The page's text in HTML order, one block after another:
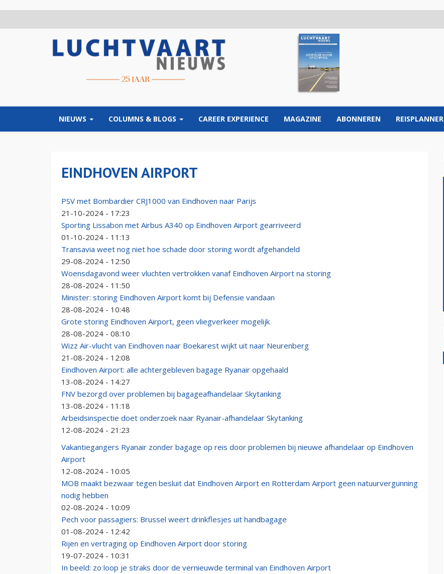
NIEUWS COLUMNS & BLOGS CAREER EXPERIENCE MAGAZINE ABONNEREN REISPLANNER
EINDHOVEN AIRPORT
PSV met Bombardier CRJ1000 van Eindhoven naar Parijs
21-10-2024 - 17:23
Sporting Lissabon met Airbus A340 op Eindhoven Airport gearriveerd
01-10-2024 - 11:13
Transavia weet nog niet hoe schade door storing wordt afgehandeld
29-08-2024 - 12:50
Woensdagavond weer vluchten vertrokken vanaf Eindhoven Airport na storing
28-08-2024 - 11:50
Minister: storing Eindhoven Airport komt bij Defensie vandaan
28-08-2024 - 10:48
Grote storing Eindhoven Airport, geen vliegverkeer mogelijk
28-08-2024 - 08:10
Wizz Air-vlucht van Eindhoven naar Boekarest wijkt uit naar Neurenberg
21-08-2024 - 12:08
Eindhoven Airport: alle achtergebleven bagage Ryanair opgehaald
13-08-2024 - 14:27
FNV bezorgd over problemen bij bagageafhandelaar Skytanking
13-08-2024 - 11:18
Arbeidsinspectie doet onderzoek naar Ryanair-afhandelaar Skytanking
12-08-2024 - 21:23
Vakantiegangers Ryanair zonder bagage op reis door problemen bij nieuwe afhandelaar op Eindhoven
Airport
12-08-2024 - 10:05
MOB maakt bezwaar tegen besluit dat Eindhoven Airport en Rotterdam Airport geen natuurvergunning
nodig hebben
02-08-2024 - 10:09
Pech voor passagiers: Brussel weert drinkflesjes uit handbagage
01-08-2024 - 12:42
Rijen en vertraging op Eindhoven Airport door storing
19-07-2024 - 10:31
In beeld: zo loop je straks door de vernieuwde terminal van Eindhoven Airport